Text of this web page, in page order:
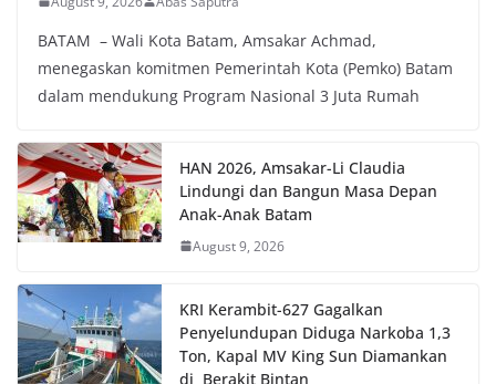
BATAM – Wali Kota Batam, Amsakar Achmad,
menegaskan komitmen Pemerintah Kota (Pemko) Batam
dalam mendukung Program Nasional 3 Juta Rumah
HAN 2026, Amsakar-Li Claudia
Lindungi dan Bangun Masa Depan
Anak-Anak Batam
August 9, 2026
KRI Kerambit-627 Gagalkan
Penyelundupan Diduga Narkoba 1,3
Ton, Kapal MV King Sun Diamankan
di Berakit Bintan